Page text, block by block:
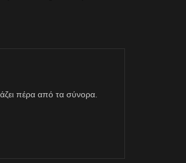
πέρα από τα σύνορα.